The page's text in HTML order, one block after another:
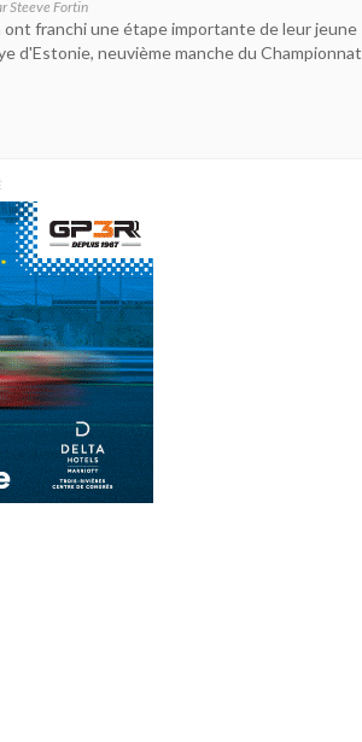
Steeve Fortin
ont franchi une étape importante de leur jeune
d'Estonie, neuvième manche du Championnat